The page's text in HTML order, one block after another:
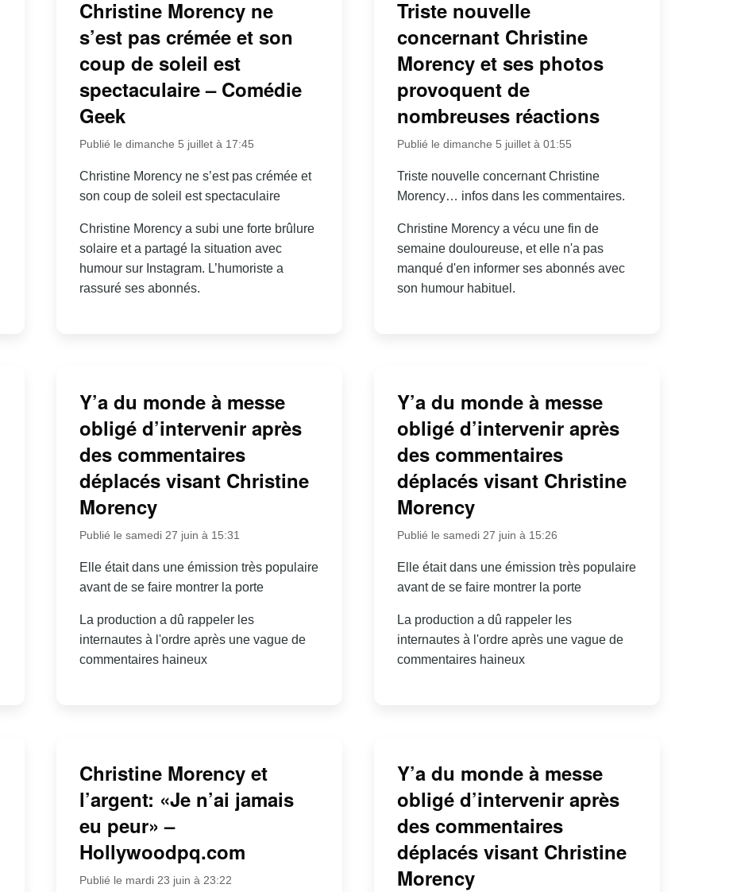
Christine Morency ne
s’est pas crémée et son
coup de soleil est
spectaculaire – Comédie
Geek
Publié le dimanche 5 juillet à 17:45
Christine Morency ne s’est pas crémée et
son coup de soleil est spectaculaire
Christine Morency a subi une forte brûlure
solaire et a partagé la situation avec
humour sur Instagram. L’humoriste a
rassuré ses abonnés.
Triste nouvelle
concernant Christine
Morency et ses photos
provoquent de
nombreuses réactions
Publié le dimanche 5 juillet à 01:55
Triste nouvelle concernant Christine
Morency… infos dans les commentaires.
Christine Morency a vécu une fin de
semaine douloureuse, et elle n'a pas
manqué d'en informer ses abonnés avec
son humour habituel.
Y’a du monde à messe
obligé d’intervenir après
des commentaires
déplacés visant Christine
Morency
Publié le samedi 27 juin à 15:31
Elle était dans une émission très populaire
avant de se faire montrer la porte
La production a dû rappeler les
internautes à l'ordre après une vague de
commentaires haineux
Y’a du monde à messe
obligé d’intervenir après
des commentaires
déplacés visant Christine
Morency
Publié le samedi 27 juin à 15:26
Elle était dans une émission très populaire
avant de se faire montrer la porte
La production a dû rappeler les
internautes à l'ordre après une vague de
commentaires haineux
Christine Morency et
l’argent: «Je n’ai jamais
eu peur» –
Hollywoodpq.com
Publié le mardi 23 juin à 23:22
Y’a du monde à messe
obligé d’intervenir après
des commentaires
déplacés visant Christine
Morency